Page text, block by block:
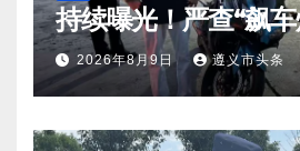
持续曝光！严查“飙
2026年8月9日 遵义市头条